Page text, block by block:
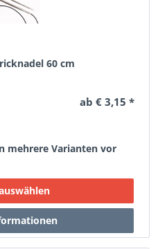
60 cm
ab € 3,15 *
mehrere Varianten vor